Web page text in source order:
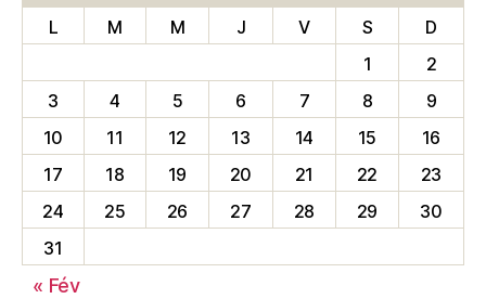
L
M M J V S
D
1
2
3
4 5 6 7 8
9
10
11 12 13 14 15
16
17
18 19 20 21 22
23
24
25 26 27 28 29
30
31
« Fév